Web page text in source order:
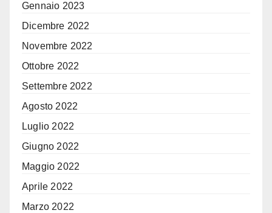
Gennaio 2023
Dicembre 2022
Novembre 2022
Ottobre 2022
Settembre 2022
Agosto 2022
Luglio 2022
Giugno 2022
Maggio 2022
Aprile 2022
Marzo 2022